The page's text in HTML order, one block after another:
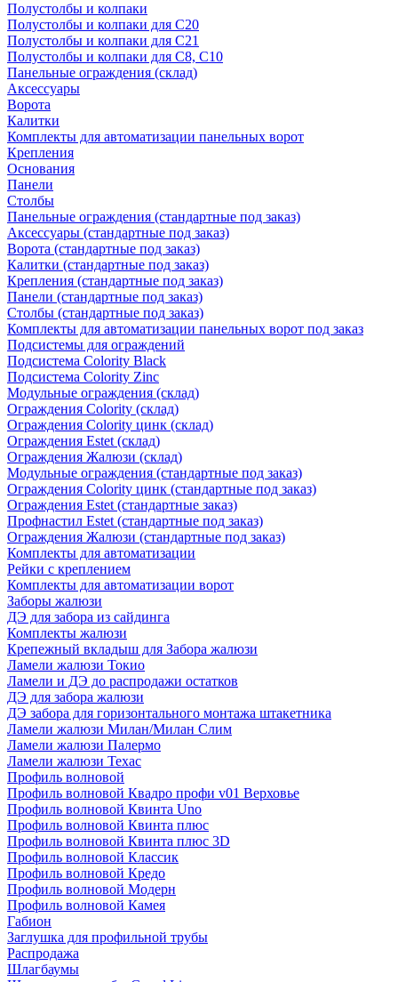
Полустолбы и колпаки
Полустолбы и колпаки для С20
Полустолбы и колпаки для С21
Полустолбы и колпаки для С8, С10
Панельные ограждения (склад)
Аксессуары
Ворота
Калитки
Комплекты для автоматизации панельных ворот
Крепления
Основания
Панели
Столбы
Панельные ограждения (стандартные под заказ)
Аксессуары (стандартные под заказ)
Ворота (стандартные под заказ)
Калитки (стандартные под заказ)
Крепления (стандартные под заказ)
Панели (стандартные под заказ)
Столбы (стандартные под заказ)
Комплекты для автоматизации панельных ворот под заказ
Подсистемы для ограждений
Подсистема Colority Black
Подсистема Colority Zinc
Модульные ограждения (склад)
Ограждения Colority (склад)
Ограждения Colority цинк (склад)
Ограждения Estet (склад)
Ограждения Жалюзи (склад)
Модульные ограждения (стандартные под заказ)
Ограждения Colority цинк (стандартные под заказ)
Ограждения Estet (стандартные заказ)
Профнастил Estet (стандартные под заказ)
Ограждения Жалюзи (стандартные под заказ)
Комплекты для автоматизации
Рейки с креплением
Комплекты для автоматизации ворот
Заборы жалюзи
ДЭ для забора из сайдинга
Комплекты жалюзи
Крепежный вкладыш для Забора жалюзи
Ламели жалюзи Токио
Ламели и ДЭ до распродажи остатков
ДЭ для забора жалюзи
ДЭ забора для горизонтального монтажа штакетника
Ламели жалюзи Милан/Милан Слим
Ламели жалюзи Палермо
Ламели жалюзи Техас
Профиль волновой
Профиль волновой Квадро профи v01 Верховье
Профиль волновой Квинта Uno
Профиль волновой Квинта плюс
Профиль волновой Квинта плюс 3D
Профиль волновой Классик
Профиль волновой Кредо
Профиль волновой Модерн
Профиль волновой Камея
Габион
Заглушка для профильной трубы
Распродажа
Шлагбаумы